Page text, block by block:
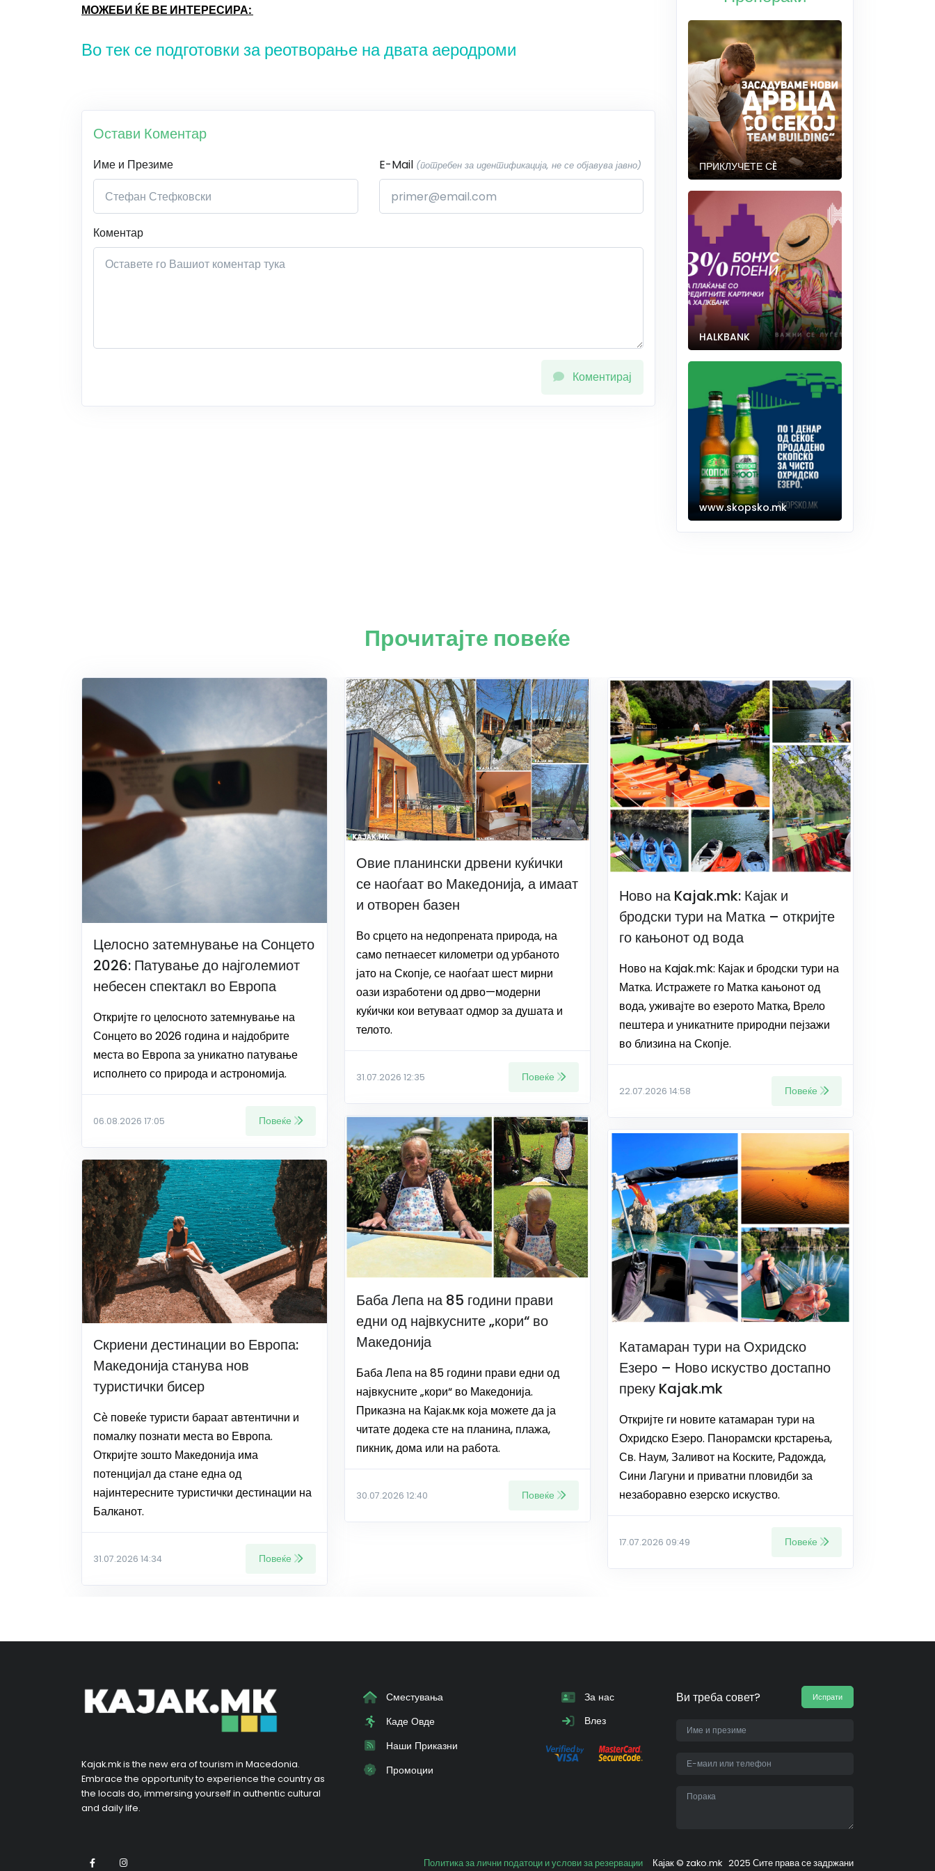
МОЖЕБИ ЌЕ ВЕ ИНТЕРЕСИРА:
Во тек се подготовки за реотворање на двата аеродроми
Остави Коментар
Име и Презиме E-Mail (потребен за идентификација, не се објавува јавно)
Коментар
Коментирај
ПРИКЛУЧЕТЕ СÈ
HALKBANK
www.skopsko.mk
Прочитајте повеќе
Целосно затемнување на Сонцето
2026: Патување до најголемиот
небесен спектакл во Европа
Откријте го целосното затемнување на
Сонцето во 2026 година и најдобрите
места во Европа за уникатно патување
исполнето со природа и астрономија.
06.08.2026 17:05 Повеќе
Скриени дестинации во Европа:
Македонија станува нов
туристички бисер
Сѐ повеќе туристи бараат автентични и
помалку познати места во Европа.
Откријте зошто Македонија има
потенцијал да стане една од
најинтересните туристички дестинации на
Балканот.
31.07.2026 14:34 Повеќе
Овие планински дрвени куќички
се наоѓаат во Македонија, а имаат
и отворен базен
Во срцето на недопрената природа, на
само петнаесет километри од урбаното
јато на Скопје, се наоѓаат шест мирни
оази изработени од дрво—модерни
куќички кои ветуваат одмор за душата и
телото.
31.07.2026 12:35 Повеќе
Баба Лепа на 85 години прави
едни од највкусните „кори“ во
Македонија
Баба Лепа на 85 години прави едни од
највкусните „кори“ во Македонија.
Приказна на Кајак.мк која можете да ја
читате додека сте на планина, плажа,
пикник, дома или на работа.
30.07.2026 12:40 Повеќе
Ново на Kajak.mk: Кајак и
бродски тури на Матка – откријте
го кањонот од вода
Ново на Kajak.mk: Кајак и бродски тури на
Матка. Истражете го Матка кањонот од
вода, уживајте во езерото Матка, Врело
пештера и уникатните природни пејзажи
во близина на Скопје.
22.07.2026 14:58 Повеќе
Катамаран тури на Охридско
Езеро – Ново искуство достапно
преку Kajak.mk
Откријте ги новите катамаран тури на
Охридско Езеро. Панорамски крстарења,
Св. Наум, Заливот на Коските, Радожда,
Сини Лагуни и приватни пловидби за
незаборавно езерско искуство.
17.07.2026 09:49 Повеќе
Kajak.mk is the new era of tourism in Macedonia.
Embrace the opportunity to experience the country as
the locals do, immersing yourself in authentic cultural
and daily life.
Сместувања
Каде Овде
Наши Приказни
Промоции
За нас
Влез
Ви треба совет? Испрати
Политика за лични податоци и услови за резервации• Кајак © zako.mk2025 Сите права се задржани